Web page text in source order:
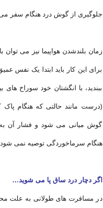
جلوگیری از گوش درد هنگام سفر
زمان بلندشدن هواپیما نیز می توان
برای این کار باید ابتدا یک نفس
ببندید، با انگشتان خود سوراخ های
(درست مانند حالتی که هنگام پاک
گوش میانی می شود و فشار آن به
هنگام سرماخوردگی توصیه نمی شود.
اگر دچار درد ساق پا می شوید…
در مسافرت های طولانی به علت